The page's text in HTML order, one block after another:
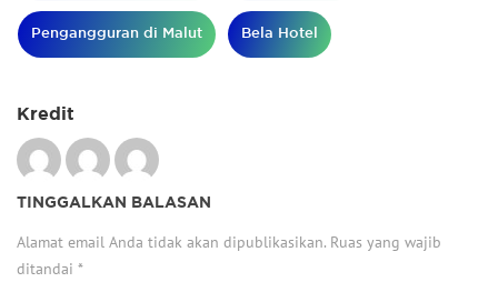
Pengangguran di Malut Bela Hotel
Kredit
TINGGALKAN BALASAN
Alamat email Anda tidak akan dipublikasikan. Ruas yang wajib
ditandai *